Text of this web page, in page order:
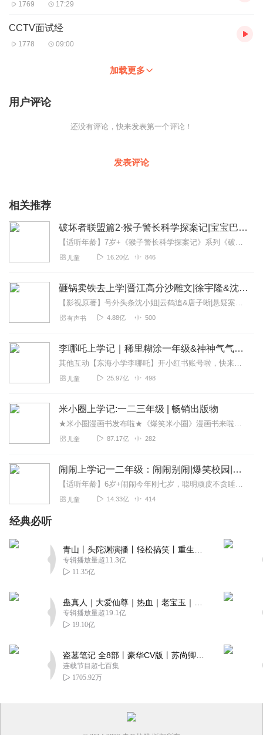
1769 17:29
CCTV面试经
1778 09:00
加载更多
用户评论
还没有评论，快来发表第一个评论！
发表评论
相关推荐
破坏者联盟篇2·猴子警长科学探案记|宝宝巴士故事
【适听年龄】7岁+《猴子警长科学探案记》系列《破坏者联盟篇1·猴子警长科学探案记》>>>《破坏者联盟篇2·猴子警长科学探案记》>>>《破坏者联盟篇3·猴子警长科...
儿童 16.20亿 846
砸锅卖铁去上学|晋江高分沙雕文|徐宇隆&沈念如
【影视原著】号外头条沈小姐|云鹤追&唐子晰|悬疑案中案>>>>>>>点击收听晋江言情总榜Top3，138亿积分，史上爆笑穿越沙雕爽文！徐宇隆、沈念如、倔强的小红...
有声书 4.88亿 500
李哪吒上学记｜稀里糊涂一年级&神神气气二年级
其他互动【东海小学李哪吒】开小红书账号啦，快来关注和李哪吒成为好朋友！有机会免费领儿童会员、官方周边！【点击加入】东海小学广播站圈子，更多互动！李哪吒全新冒险番...
儿童 25.97亿 498
米小圈上学记:一二三年级 | 畅销出版物
★米小圈漫画书发布啦★《爆笑米小圈》漫画书来啦《米小圈上学记》一二三年级正版广播剧！《米小圈上学记》系列是儿童作家北猫最新创作的儿童小说系列，作品诙谐幽默、好...
儿童 87.17亿 282
闹闹上学记一二年级：闹闹别闹|爆笑校园|宝宝巴士
【适听年龄】6岁+闹闹今年刚七岁，聪明顽皮不贪睡。鸡腿青菜都爱吃，唱歌跳舞样样行。爸爸坚强像大树，妈妈美丽爱下厨。闹闹一家真幸福，嘿真幸福。Hello，大家好，...
儿童 14.33亿 414
经典必听
专辑播放量超11.3亿
11.35亿
专辑播放量超19.1亿
19.10亿
连载节目超七百集
1705.92万